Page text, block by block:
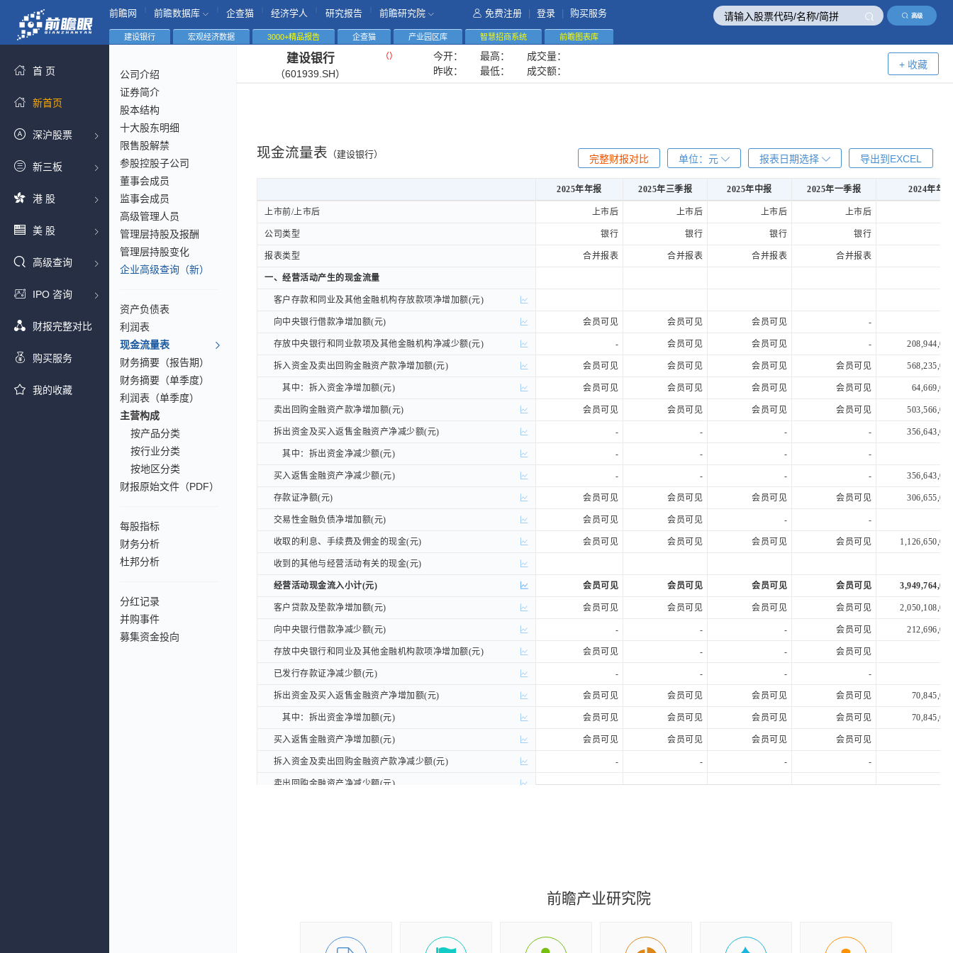
高级
前瞻网 前瞻数据库 企查猫 经济学人 研究报告 前瞻研究院 免费注册 登录 购买服务
首 页
新首页
深沪股票
新三板
港 股
美 股
高级查询
IPO 咨询
财报完整对比
购买服务
我的收藏
建设银行 宏观经济数据 3000+精品报告 企查猫 产业园区库 智慧招商系统 前瞻图表库
公司介绍
证券简介
股本结构
十大股东明细
限售股解禁
参股控股子公司
董事会成员
监事会成员
高级管理人员
管理层持股及报酬
管理层持股变化
企业高级查询（新）
资产负债表
利润表
现金流量表
财务摘要（报告期）
财务摘要（单季度）
利润表（单季度）
主营构成
按产品分类
按行业分类
按地区分类
财报原始文件（PDF）
每股指标
财务分析
杜邦分析
分红记录
并购事件
募集资金投向
建设银行
（601939.SH）
（） 今开： 最高：
成交量：
昨收：
最低： 成交额：
+ 收藏
现金流量表 （建设银行） 导出到EXCEL
报表日期选择
单位： 元
完整财报对比
2025年年报 2025年三季报 2025年中报 2025年一季报
2024年年报
2025年年报
2025年三季报 2025年中报 2025年一季报
上市前/上市后 上市后 上市后 上市后 上市后
公司类型 银行 银行 银行 银行
报表类型 合并报表 合并报表 合并报表 合并报表
一、经营活动产生的现金流量
客户存款和同业及其他金融机构存放款项净增加额(元)
向中央银行借款净增加额(元) 会员可见 会员可见 会员可见 -
存放中央银行和同业款项及其他金融机构净减少额(元) - 会员可见 会员可见 -
拆入资金及卖出回购金融资产款净增加额(元) 会员可见 会员可见 会员可见 会员可见
其中：拆入资金净增加额(元) 会员可见 会员可见 会员可见 会员可见
卖出回购金融资产款净增加额(元) 会员可见 会员可见 会员可见 会员可见
拆出资金及买入返售金融资产净减少额(元) - - - -
其中：拆出资金净减少额(元) - - - -
买入返售金融资产净减少额(元) - - - -
存款证净额(元) 会员可见 会员可见 会员可见 会员可见
交易性金融负债净增加额(元) 会员可见 会员可见 - -
收取的利息、手续费及佣金的现金(元) 会员可见 会员可见 会员可见 会员可见
收到的其他与经营活动有关的现金(元)
经营活动现金流入小计(元) 会员可见 会员可见 会员可见 会员可见
客户贷款及垫款净增加额(元) 会员可见 会员可见 会员可见 会员可见
向中央银行借款净减少额(元) - - - 会员可见
存放中央银行和同业及其他金融机构款项净增加额(元) 会员可见 - - 会员可见
已发行存款证净减少额(元) - - - -
拆出资金及买入返售金融资产净增加额(元) 会员可见 会员可见 会员可见 会员可见
其中：拆出资金净增加额(元) 会员可见 会员可见 会员可见 会员可见
买入返售金融资产净增加额(元) 会员可见 会员可见 会员可见 会员可见
拆入资金及卖出回购金融资产款净减少额(元) - - - -
卖出回购金融资产净减少额(元) - - - -
会员可见
经营活动现金流出小计(元) 会员可见 会员可见
上市前/上市后
公司类型
报表类型
一、经营活动产生的现金流量
客户存款和同业及其他金融机构存放款项净增加额(元)
向中央银行借款净增加额(元)
存放中央银行和同业款项及其他金融机构净减少额(元)
拆入资金及卖出回购金融资产款净增加额(元)
其中：拆入资金净增加额(元)
卖出回购金融资产款净增加额(元)
拆出资金及买入返售金融资产净减少额(元)
其中：拆出资金净减少额(元)
买入返售金融资产净减少额(元)
存款证净额(元)
交易性金融负债净增加额(元)
收取的利息、手续费及佣金的现金(元)
收到的其他与经营活动有关的现金(元)
经营活动现金流入小计(元)
客户贷款及垫款净增加额(元)
向中央银行借款净减少额(元)
存放中央银行和同业及其他金融机构款项净增加额(元)
已发行存款证净减少额(元)
拆出资金及买入返售金融资产净增加额(元)
其中：拆出资金净增加额(元)
买入返售金融资产净增加额(元)
拆入资金及卖出回购金融资产款净减少额(元)
卖出回购金融资产净减少额(元)
经营活动现金流出小计(元)
前瞻产业研究院